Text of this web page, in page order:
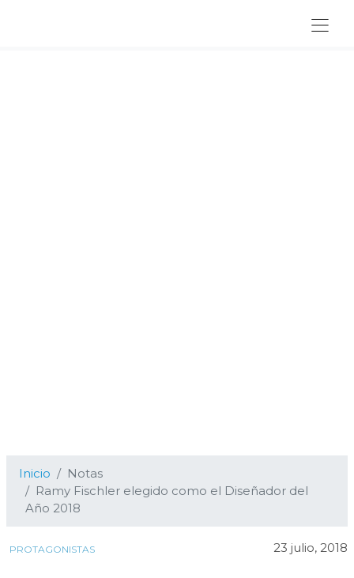
Inicio
Notas
Ramy Fischler elegido como el Diseñador del
Año 2018
PROTAGONISTAS 23 julio, 2018